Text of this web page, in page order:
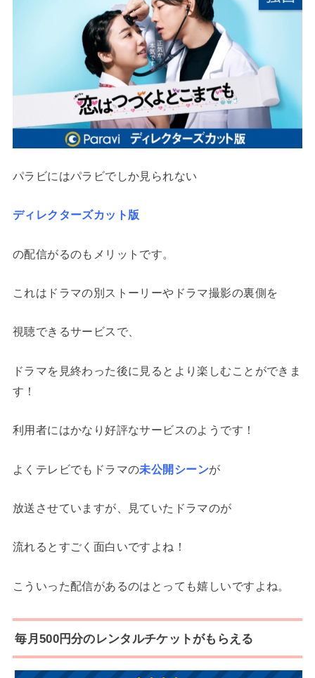
パラビにはパラビでしか見られない
ディレクターズカット版
の配信がるのもメリットです。
これはドラマの別ストーリーやドラマ撮影の裏側を
視聴できるサービスで、
ドラマを見終わった後に見るとより楽しむことができま
す！
利用者にはかなり好評なサービスのようです！
よくテレビでもドラマの未公開シーンが
放送させていますが、見ていたドラマのが
流れるとすごく面白いですよね！
こういった配信があるのはとっても嬉しいですよね。
毎月500円分のレンタルチケットがもらえる